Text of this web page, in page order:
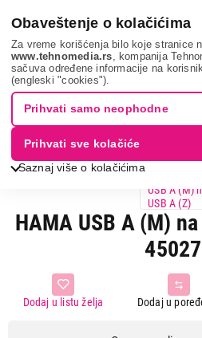
Obaveštenje o kolačićima
Za vreme korišćenja bilo koje stranice
www.tehnomedia.rs , kompanija
sačuva određene informacije na
(engleski "cookies").
Saznaj više o kolačićima
Prihvati samo neophodne
Prihvati sve kolačiće
It & gaming Kablovi i adapteri
HAMA USB A (M)
Dodaj u
Dodaj u listu želja